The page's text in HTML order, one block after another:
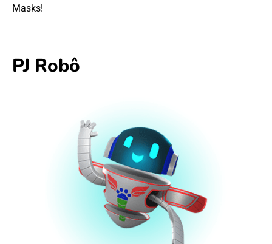
Masks!
PJ Robô